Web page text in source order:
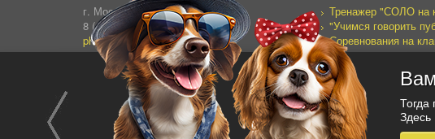
г. Москва, Сущевский Вал 64
8 (495) 995-82-95 (кругл.)
photostock@ergosolo.ru
Тренажер "СОЛО на
"Учимся говорить
Соревнования на
Моя собака желает
Дневник
Все проекты
Тогда